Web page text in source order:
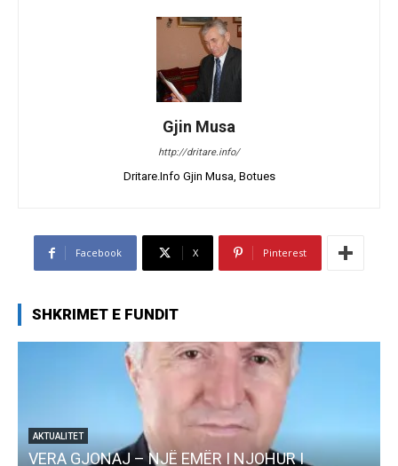
Gjin Musa
http://dritare.info/
Dritare.Info Gjin Musa, Botues
Facebook X Pinterest
SHKRIMET E FUNDIT
AKTUALITET